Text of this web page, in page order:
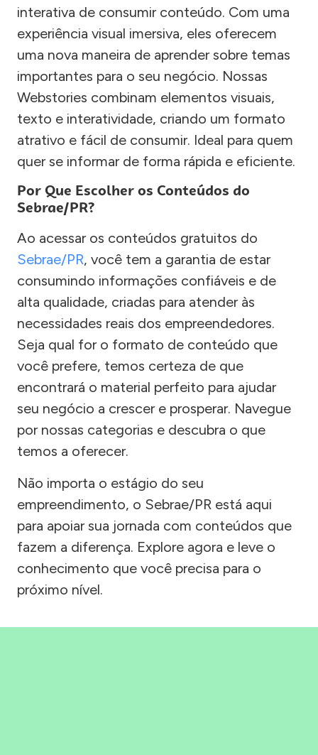
interativa de consumir conteúdo. Com uma
experiência visual imersiva, eles oferecem
uma nova maneira de aprender sobre temas
importantes para o seu negócio. Nossas
Webstories combinam elementos visuais,
texto e interatividade, criando um formato
atrativo e fácil de consumir. Ideal para quem
quer se informar de forma rápida e eficiente.
Por Que Escolher os Conteúdos do
Sebrae/PR?
Ao acessar os conteúdos gratuitos do
Sebrae/PR, você tem a garantia de estar
consumindo informações confiáveis e de
alta qualidade, criadas para atender às
necessidades reais dos empreendedores.
Seja qual for o formato de conteúdo que
você prefere, temos certeza de que
encontrará o material perfeito para ajudar
seu negócio a crescer e prosperar. Navegue
por nossas categorias e descubra o que
temos a oferecer.
Não importa o estágio do seu
empreendimento, o Sebrae/PR está aqui
para apoiar sua jornada com conteúdos que
fazem a diferença. Explore agora e leve o
conhecimento que você precisa para o
próximo nível.